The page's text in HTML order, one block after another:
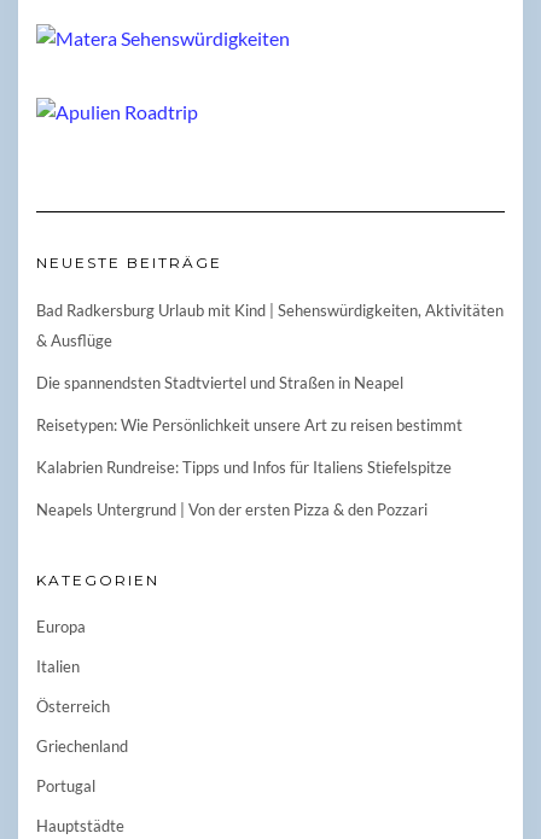
NEUESTE BEITRÄGE
Bad Radkersburg Urlaub mit Kind | Sehenswürdigkeiten, Aktivitäten
& Ausflüge
Die spannendsten Stadtviertel und Straßen in Neapel
Reisetypen: Wie Persönlichkeit unsere Art zu reisen bestimmt
Kalabrien Rundreise: Tipps und Infos für Italiens Stiefelspitze
Neapels Untergrund | Von der ersten Pizza & den Pozzari
KATEGORIEN
Europa
Italien
Österreich
Griechenland
Portugal
Hauptstädte